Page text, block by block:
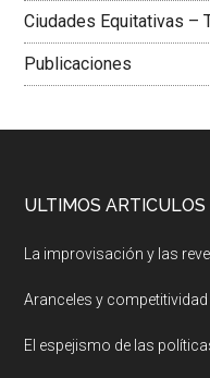
Ciudades Equitativas –
Publicaciones
ULTIMOS ARTICULOS
La improvisación y las
Aranceles y
El espejismo de las